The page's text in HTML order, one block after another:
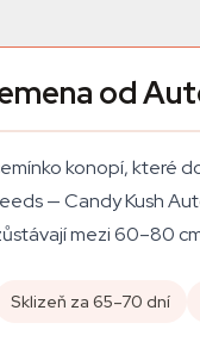
od
konopí, které
— Candy Kush
mezi 60–80
Sklizeň za 65–70 dní